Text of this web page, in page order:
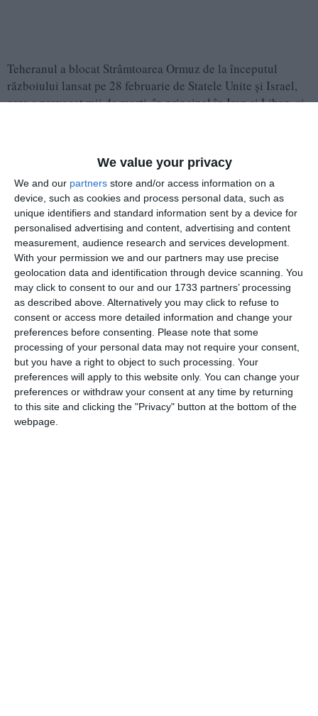
We value your privacy
We and our partners store and/or access information on a
device, such as cookies and process personal data, such as
unique identifiers and standard information sent by a device for
personalised advertising and content, advertising and content
measurement, audience research and services development.
With your permission we and our partners may use precise
geolocation data and identification through device scanning. You
may click to consent to our and our 1733 partners’ processing
as described above. Alternatively you may click to refuse to
consent or access more detailed information and change your
preferences before consenting.
Please note that some
processing of your personal data may not require your consent,
but you have a right to object to such processing. Your
preferences will apply to this website only. You can change your
preferences or withdraw your consent at any time by returning
to this site and clicking the "Privacy" button at the bottom of the
webpage.
Teheranul a blocat Strâmtoarea Ormuz de la începutul
războiului lansat pe 28 februarie de Statele Unite și Israel,
care a provocat mii de morți, în principal în Iran și Liban, și
Traficul este îngreunat, pe de o parte, de blocada americană
impusă porturilor iraniene, iar pe de altă parte, de restricțiile
impuse de Teheran, care permite doar o trecere limitată prin
strâmtoare.
Ebrahim Azizi, președintele Comitetului pentru Securitate
Națională al Parlamentului, amenințase sâmbătă aliații SUA
cu privire la un proiect de rezoluție al ONU.
'Avertizăm guvernele, inclusiv microstate precum Bahrainul,
că sprijinirea rezoluției susținute de SUA va avea consecințe
grave. Strâmtoarea Ormuz este o arteră vitală. Nu riscați să o
pierdeți pentru totdeauna', a scris el.